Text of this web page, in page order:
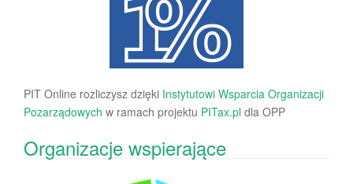
PIT Online rozliczysz dzięki Instytutowi Wsparcia Organizacji
Pozarządowych w ramach projektu PITax.pl dla OPP
Organizacje wspierające